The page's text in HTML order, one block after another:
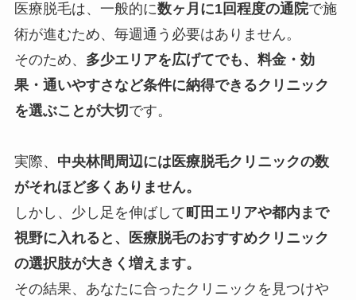
医療脱毛は、一般的に数ヶ月に1回程度の通院で施
術が進むため、毎週通う必要はありません。
そのため、 多少エリアを広げてでも、料金・効
果・通いやすさなど条件に納得できるクリニック
を選ぶことが大切 です。
実際、 中央林間周辺には医療脱毛クリニックの数
がそれほど多くありません。
しかし、少し足を伸ばして 町田エリアや都内まで
視野に入れると、医療脱毛のおすすめクリニック
の選択肢が大きく増えます。
その結果、あなたに合ったクリニックを見つけや